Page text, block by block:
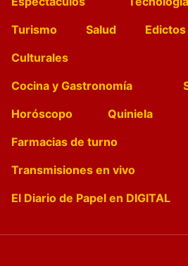
Turismo
Salud Edictos
Culturales
Cocina y Gastronomía
Horóscopo
Quiniela
Farmacias de turno
Transmisiones en vivo
El Diario de Papel en DIGITAL